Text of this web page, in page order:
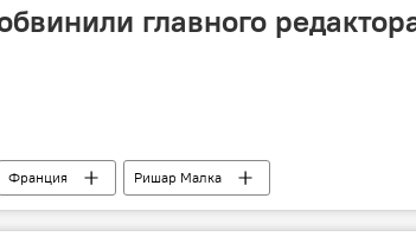
главного
Франция
Ришар Малка